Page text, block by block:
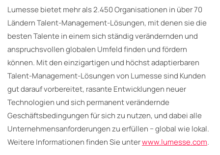
Lumesse bietet mehr als 2.450 Organisationen in über 70
Ländern Talent-Management-Lösungen, mit denen sie die
besten Talente in einem sich ständig verändernden und
anspruchsvollen globalen Umfeld finden und fördern
können. Mit den einzigartigen und höchst adaptierbaren
Talent-Management-Lösungen von Lumesse sind Kunden
gut darauf vorbereitet, rasante Entwicklungen neuer
Technologien und sich permanent verändernde
Geschäftsbedingungen für sich zu nutzen, und dabei alle
Unternehmensanforderungen zu erfüllen − global wie lokal.
Weitere Informationen finden Sie unterwww.lumesse.com.